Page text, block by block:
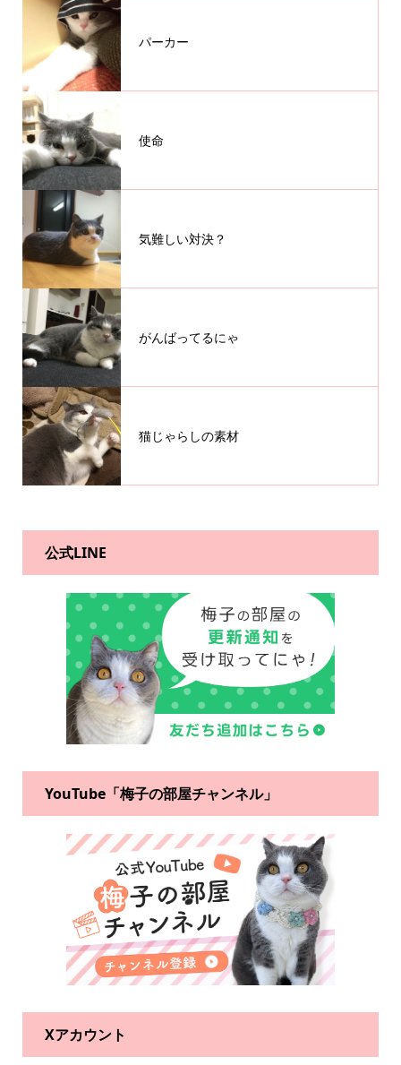
パーカー
使命
気難しい対決？
がんばってるにゃ
猫じゃらしの素材
公式LINE
YouTube「梅子の部屋チャンネル」
Xアカウント